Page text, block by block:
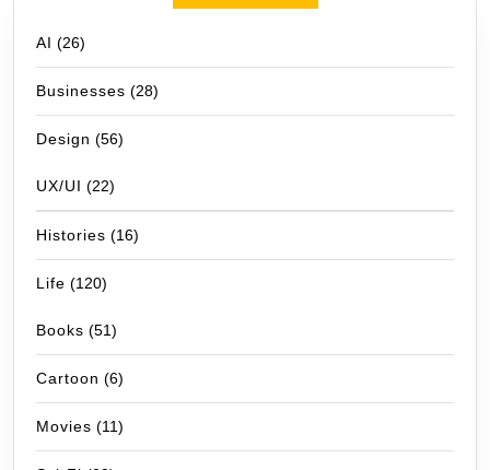
AI (26)
Businesses (28)
Design (56)
UX/UI (22)
Histories (16)
Life (120)
Books (51)
Cartoon (6)
Movies (11)